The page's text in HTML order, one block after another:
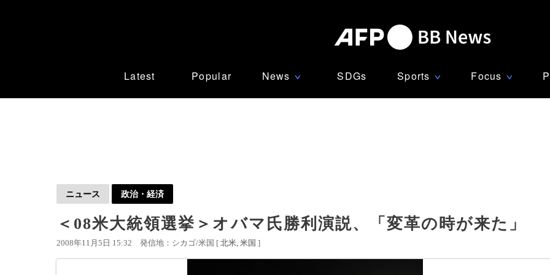
Latest Popular News ∨ SDGs Sports ∨ Focus ∨
ニュース 政治・経済
＜08米大統領選挙＞オバマ氏勝利演説、「変革の時が来た」
2008年11月5日 15:32 発信地：シカゴ/米国 [ 北米 米国 ]